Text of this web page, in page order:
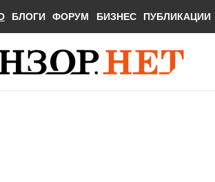
БЛОГИ ФОРУМ БИЗНЕС ПУБЛИКАЦИИ